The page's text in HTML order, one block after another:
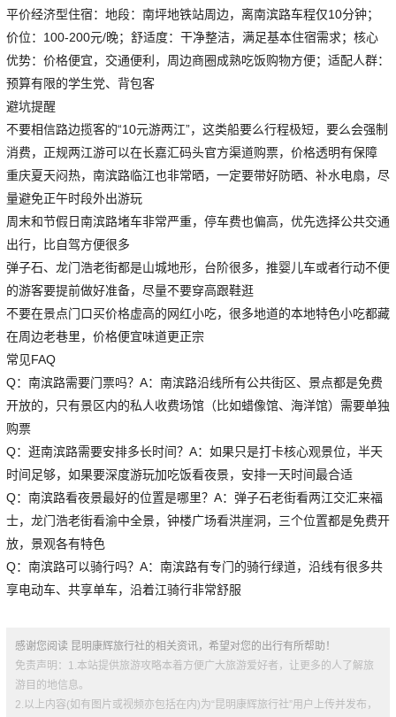
平价经济型住宿：地段：南坪地铁站周边，离南滨路车程仅10分钟；
价位：100-200元/晚；舒适度：干净整洁，满足基本住宿需求；核心
优势：价格便宜，交通便利，周边商圈成熟吃饭购物方便；适配人群：
预算有限的学生党、背包客
避坑提醒
不要相信路边揽客的“10元游两江”，这类船要么行程极短，要么会强制
消费，正规两江游可以在长嘉汇码头官方渠道购票，价格透明有保障
重庆夏天闷热，南滨路临江也非常晒，一定要带好防晒、补水电扇，尽
量避免正午时段外出游玩
周末和节假日南滨路堵车非常严重，停车费也偏高，优先选择公共交通
出行，比自驾方便很多
弹子石、龙门浩老街都是山城地形，台阶很多，推婴儿车或者行动不便
的游客要提前做好准备，尽量不要穿高跟鞋逛
不要在景点门口买价格虚高的网红小吃，很多地道的本地特色小吃都藏
在周边老巷里，价格便宜味道更正宗
常见FAQ
Q：南滨路需要门票吗？A：南滨路沿线所有公共街区、景点都是免费
开放的，只有景区内的私人收费场馆（比如蜡像馆、海洋馆）需要单独
购票
Q：逛南滨路需要安排多长时间？A：如果只是打卡核心观景位，半天
时间足够，如果要深度游玩加吃饭看夜景，安排一天时间最合适
Q：南滨路看夜景最好的位置是哪里？A：弹子石老街看两江交汇来福
士，龙门浩老街看渝中全景，钟楼广场看洪崖洞，三个位置都是免费开
放，景观各有特色
Q：南滨路可以骑行吗？A：南滨路有专门的骑行绿道，沿线有很多共
享电动车、共享单车，沿着江骑行非常舒服
感谢您阅读 昆明康辉旅行社的相关资讯，希望对您的出行有所帮助！
免责声明：1.本站提供旅游攻略本着方便广大旅游爱好者，让更多的人了解旅
游目的地信息。
2.以上内容(如有图片或视频亦包括在内)为“昆明康辉旅行社”用户上传并发布，